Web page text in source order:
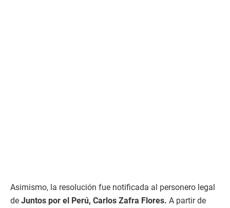
Asimismo, la resolución fue notificada al personero legal
de Juntos por el Perú, Carlos Zafra Flores. A partir de